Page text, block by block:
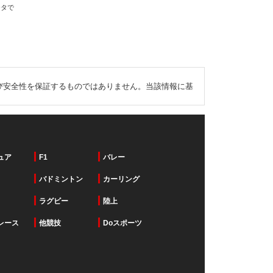
で
全性を保証するものではありません。当該情報に基
ア F1 バレー
バドミントン カーリング
ラグビー 陸上
ース 他競技 Doスポーツ